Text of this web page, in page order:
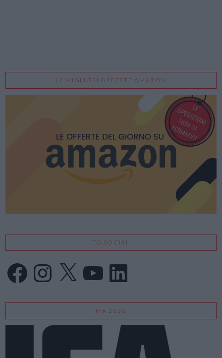
LE MIGLIORI OFFERTE AMAZON
TG SOCIAL
FacebookInstagram
X LinkedIn
IFA 2026